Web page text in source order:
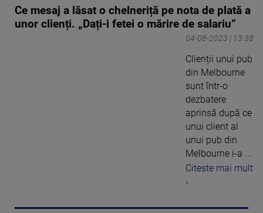
Ce mesaj a lăsat o chelneriță pe nota de plată a
unor clienți. „Dați-i fetei o mărire de salariu”
04-08-2023 | 13:38
Clienții unui pub
din Melbourne
sunt într-o
dezbatere
aprinsă după ce
unui client al
unui pub din
Melbourne i-a ...
Citeste mai mult
›